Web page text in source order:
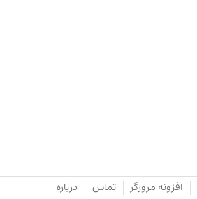
افزونه مرورگر تماس درباره